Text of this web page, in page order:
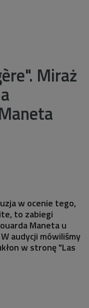
Miraż
w ocenie tego,
to zabiegi
Maneta u
audycji mówiliśmy
w stronę "Las